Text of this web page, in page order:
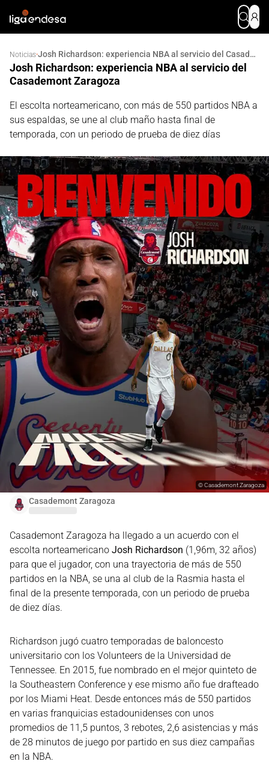
Noticias· Josh Richardson: experiencia NBA al servicio del Casademont Zaragoza
Josh Richardson: experiencia NBA al servicio del
Casademont Zaragoza
El escolta norteamericano, con más de 550 partidos NBA a
sus espaldas, se une al club maño hasta final de
temporada, con un periodo de prueba de diez días
Casademont Zaragoza
©Casademont Zaragoza
Casademont Zaragoza ha llegado a un acuerdo con el
escolta norteamericano Josh Richardson (1,96m, 32 años)
para que el jugador, con una trayectoria de más de 550
partidos en la NBA, se una al club de la Rasmia hasta el
final de la presente temporada, con un periodo de prueba
de diez días.
Richardson jugó cuatro temporadas de baloncesto
universitario con los Volunteers de la Universidad de
Tennessee. En 2015, fue nombrado en el mejor quinteto de
la Southeastern Conference y ese mismo año fue drafteado
por los Miami Heat. Desde entonces más de 550 partidos
en varias franquicias estadounidenses con unos
promedios de 11,5 puntos, 3 rebotes, 2,6 asistencias y más
de 28 minutos de juego por partido en sus diez campañas
en la NBA.